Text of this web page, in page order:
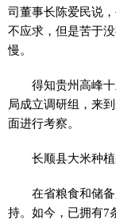
司董事长陈爱民说
不应求，但是苦于
慢。
得知贵州高峰
局成立调研组，来
面进行考察。
长顺县大米种植
在省粮食和储
持。如今，已拥有7